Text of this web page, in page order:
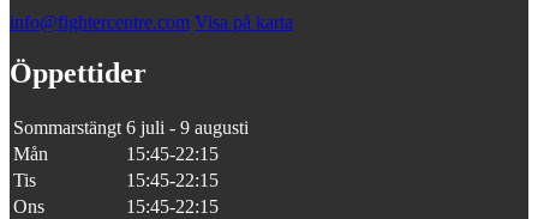
info@fightercentre.com Visa på karta
Öppettider
Sommarstängt 6 juli - 9 augusti
Mån
15:45-22:15
Tis
15:45-22:15
Ons
15:45-22:15